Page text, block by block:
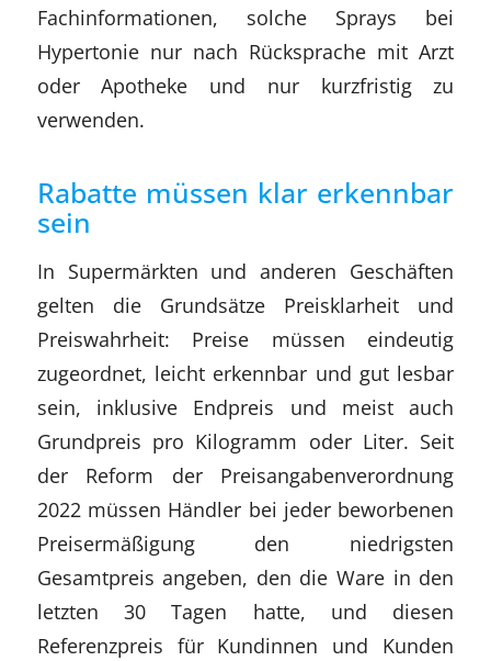
Fachinformationen, solche Sprays bei
Hypertonie nur nach Rücksprache mit Arzt
oder Apotheke und nur kurzfristig zu
verwenden.
Rabatte müssen klar erkennbar
sein
In Supermärkten und anderen Geschäften
gelten die Grundsätze Preisklarheit und
Preiswahrheit: Preise müssen eindeutig
zugeordnet, leicht erkennbar und gut lesbar
sein, inklusive Endpreis und meist auch
Grundpreis pro Kilogramm oder Liter. Seit
der Reform der Preisangabenverordnung
2022 müssen Händler bei jeder beworbenen
Preisermäßigung den niedrigsten
Gesamtpreis angeben, den die Ware in den
letzten 30 Tagen hatte, und diesen
Referenzpreis für Kundinnen und Kunden